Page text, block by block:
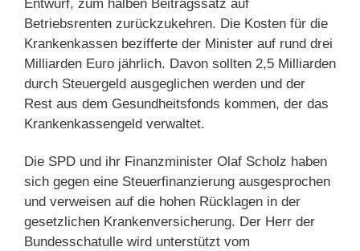
Entwurf, zum halben Beitragssatz auf
Betriebsrenten zurückzukehren. Die Kosten für die
Krankenkassen bezifferte der Minister auf rund drei
Milliarden Euro jährlich. Davon sollten 2,5 Milliarden
durch Steuergeld ausgeglichen werden und der
Rest aus dem Gesundheitsfonds kommen, der das
Krankenkassengeld verwaltet.
Die SPD und ihr Finanzminister Olaf Scholz haben
sich gegen eine Steuerfinanzierung ausgesprochen
und verweisen auf die hohen Rücklagen in der
gesetzlichen Krankenversicherung. Der Herr der
Bundesschatulle wird unterstützt vom